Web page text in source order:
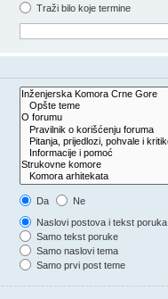
Traži bilo koje termine
Da
Ne
Naslovi postova i tekst poruka
Samo tekst poruke
Samo naslovi tema
Samo prvi post teme